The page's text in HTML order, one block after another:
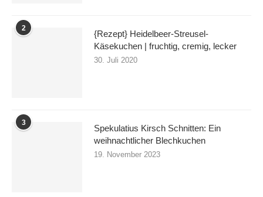
2
{Rezept} Heidelbeer-Streusel-
Käsekuchen | fruchtig, cremig, lecker
30. Juli 2020
3
Spekulatius Kirsch Schnitten: Ein
weihnachtlicher Blechkuchen
19. November 2023